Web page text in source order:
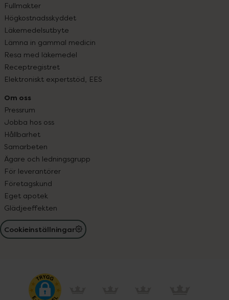
Fullmakter
Högkostnadsskyddet
Läkemedelsutbyte
Lämna in gammal medicin
Resa med läkemedel
Receptregistret
Elektroniskt expertstöd, EES
Om oss
Pressrum
Jobba hos oss
Hållbarhet
Samarbeten
Ägare och ledningsgrupp
För leverantörer
Företagskund
Eget apotek
Glädjeeffekten
Cookieinställningar